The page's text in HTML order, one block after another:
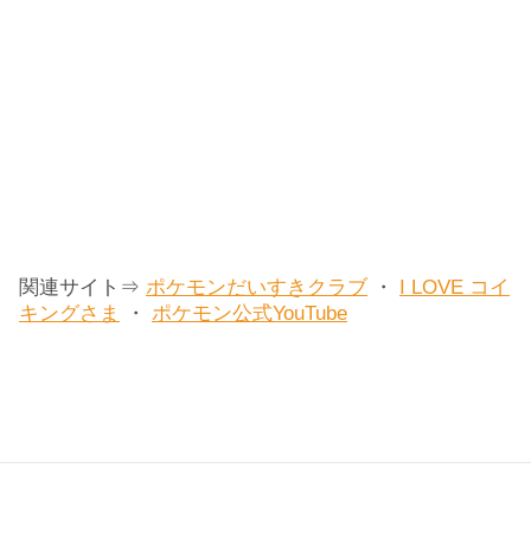
関連サイト⇒ ポケモンだいすきクラブ・ I LOVE コイ
キングさま
・ ポケモン公式YouTube